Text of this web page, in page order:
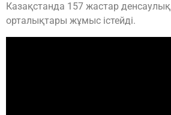
Казақстанда 157 жастар денсаулық
орталықтары жұмыс істейді.